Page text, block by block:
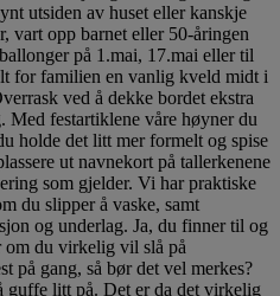
utsiden av huset eller kanskje
vart opp barnet eller 50-åringen
på 1.mai, 17.mai eller til
for familien en vanlig kveld midt i
ved å dekke bordet ekstra
festartiklene våre høyner du
holde det litt mer formelt og spise
ut navnekort på tallerkenene
som gjelder. Vi har praktiske
du slipper å vaske, samt
og underlag. Ja, du finner til og
om du virkelig vil slå på
på gang, så bør det vel merkes?
guffe litt på. Det er da det virkelig